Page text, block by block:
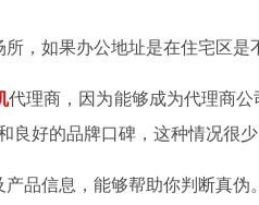
如果办公地址是在住宅区是
代理商，因为能够成为代理商
好的品牌口碑，这种情况很少
信息，能够帮助你判断真伪。